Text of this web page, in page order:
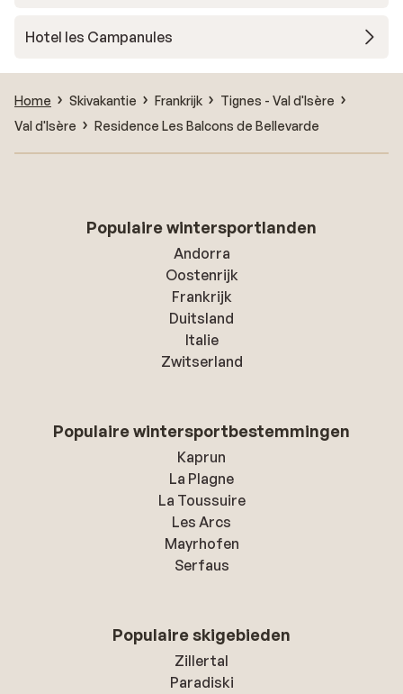
Hotel les Campanules
Home Skivakantie Frankrijk
Tignes - Val d'Isère
Val d'Isère
Residence Les Balcons de Bellevarde
Populaire wintersportlanden
Andorra
Oostenrijk
Frankrijk
Duitsland
Italie
Zwitserland
Populaire wintersportbestemmingen
Kaprun
La Plagne
La Toussuire
Les Arcs
Mayrhofen
Serfaus
Populaire skigebieden
Zillertal
Paradiski